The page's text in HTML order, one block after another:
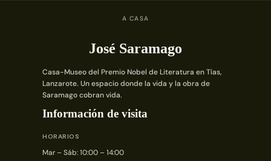
A CASA
José Saramago
Casa-Museo del Premio Nobel de Literatura en Tías,
Lanzarote. Un espacio donde la vida y la obra de
Saramago cobran vida.
Información de visita
HORARIOS
Mar – Sáb: 10:00 – 14:00